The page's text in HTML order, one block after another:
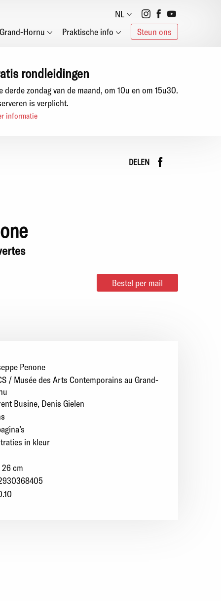
NL
Social
networks
Grand-Hornu Praktische info Steun ons
rondleidingen
derde zondag van de maand, om 10u en om 15u30.
is verplicht.
informatie
DELEN
Bestel per mail
Penone
/ Musée des Arts Contemporains au Grand-
Busine Denis Gielen
in kleur
26 cm